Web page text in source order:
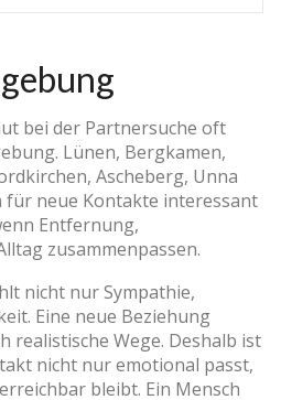
bei der Partnersuche oft
Lünen, Bergkamen,
Ascheberg, Unna
neue Kontakte interessant
Entfernung,
zusammenpassen.
nicht nur Sympathie,
Eine neue Beziehung
realistische Wege. Deshalb ist
nicht nur emotional passt,
bleibt. Ein Mensch